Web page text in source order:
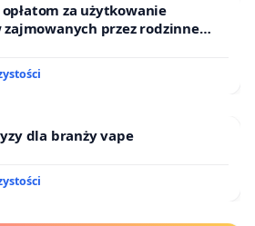
za użytkowanie
przez rodzinne
dla branży vape